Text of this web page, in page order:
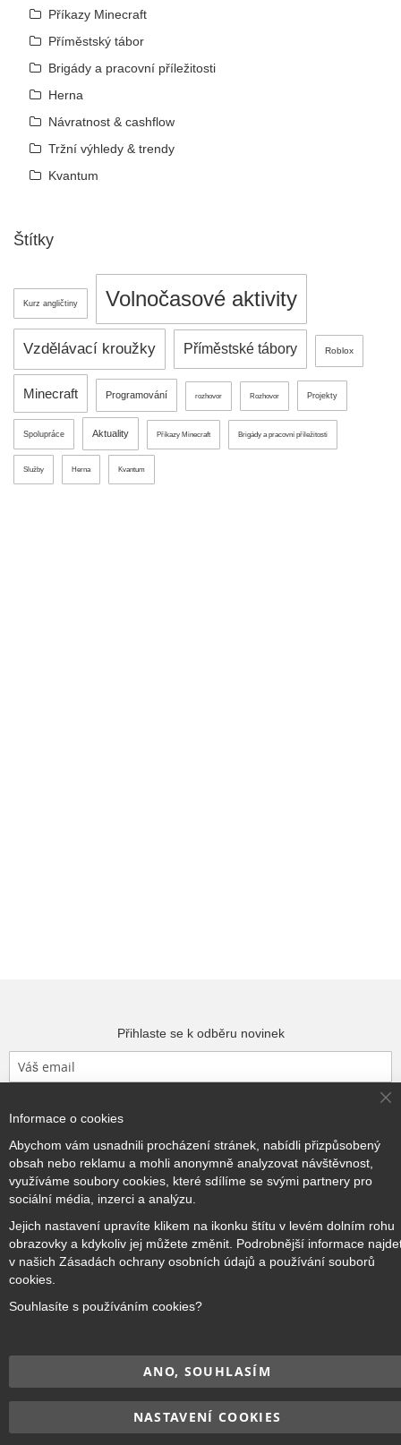
Příkazy Minecraft
Příměstský tábor
Brigády a pracovní příležitosti
Herna
Návratnost & cashflow
Tržní výhledy & trendy
Kvantum
Štítky
Kurz angličtiny Volnočasové aktivity
Vzdělávací kroužky Příměstské tábory Roblox
Minecraft Programování rozhovor Rozhovor Projekty
Spolupráce Aktuality Příkazy Minecraft Brigády a pracovní příležitosti
Služby Herna Kvantum
Přihlaste se k odběru novinek
Copyright © 2017–2026BRIDGE Academy
Informace o cookies
Abychom vám usnadnili procházení stránek, nabídli přizpůsobený
obsah nebo reklamu a mohli anonymně analyzovat návštěvnost,
využíváme soubory cookies, které sdílíme se svými partnery pro
sociální média, inzerci a analýzu.
Jejich nastavení upravíte klikem na ikonku štítu v levém dolním rohu
obrazovky a kdykoliv jej můžete změnit. Podrobnější informace
v našich Zásadách ochrany osobních údajů a používání souborů
cookies.
Souhlasíte s používáním cookies?
ANO, SOUHLASÍM
NASTAVENÍ COOKIES